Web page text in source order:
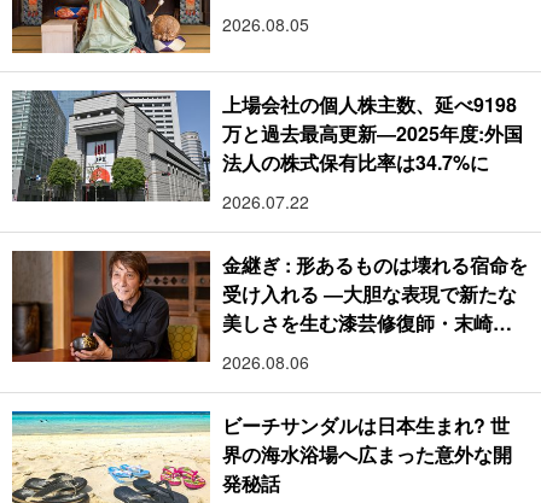
2026.08.05
上場会社の個人株主数、延べ9198
万と過去最高更新―2025年度:外国
法人の株式保有比率は34.7%に
2026.07.22
金継ぎ : 形あるものは壊れる宿命を
受け入れる ―大胆な表現で新たな
美しさを生む漆芸修復師・末崎広
樹
2026.08.06
ビーチサンダルは日本生まれ? 世
界の海水浴場へ広まった意外な開
発秘話